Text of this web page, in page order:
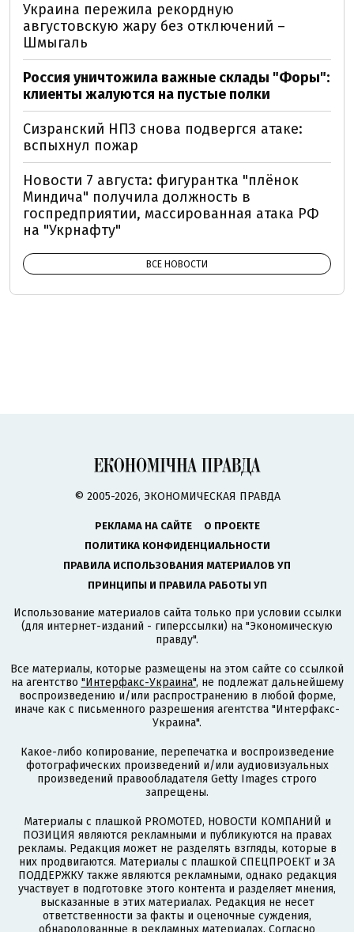
Украина пережила рекордную
августовскую жару без отключений –
Шмыгаль
Россия уничтожила важные склады "Форы":
клиенты жалуются на пустые полки
Сизранский НПЗ снова подвергся атаке:
вспыхнул пожар
Новости 7 августа: фигурантка "плёнок
Миндича" получила должность в
госпредприятии, массированная атака РФ
на "Укрнафту"
ВСЕ НОВОСТИ
© 2005-2026, ЭКОНОМИЧЕСКАЯ ПРАВДА
РЕКЛАМА НА САЙТЕ
О ПРОЕКТЕ
ПОЛИТИКА КОНФИДЕНЦИАЛЬНОСТИ
ПРАВИЛА ИСПОЛЬЗОВАНИЯ МАТЕРИАЛОВ УП
ПРИНЦИПЫ И ПРАВИЛА РАБОТЫ УП
Использование материалов сайта только при условии ссылки
(для интернет-изданий - гиперссылки) на "Экономическую
правду".
Все материалы, которые размещены на этом сайте со ссылкой
на агентство "Интерфакс-Украина", не подлежат дальнейшему
воспроизведению и/или распространению в любой форме,
иначе как с письменного разрешения агентства "Интерфакс-
Украина".
Какое-либо копирование, перепечатка и воспроизведение
фотографических произведений и/или аудиовизуальных
произведений правообладателя Getty Images строго
запрещены.
Материалы с плашкой PROMOTED, НОВОСТИ КОМПАНИЙ и
ПОЗИЦИЯ являются рекламными и публикуются на правах
рекламы. Редакция может не разделять взгляды, которые в
них продвигаются. Материалы с плашкой СПЕЦПРОЕКТ и ЗА
ПОДДЕРЖКУ также являются рекламными, однако редакция
участвует в подготовке этого контента и разделяет мнения,
высказанные в этих материалах. Редакция не несет
ответственности за факты и оценочные суждения,
обнародованные в рекламных материалах. Согласно